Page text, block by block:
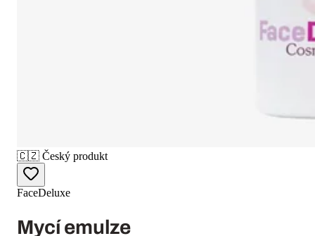
🇨🇿 Český produkt
FaceDeluxe
Mycí emulze